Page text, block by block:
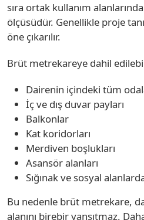
sıra ortak kullanım
ölçüsüdür. Genellikle proje
öne çıkarılır.
Brüt metrekareye dahil
Dairenin içindeki tüm
İç ve dış duvar payları
Balkonlar
Kat koridorları
Merdiven boşlukları
Asansör alanları
Sığınak ve sosyal
Bu nedenle brüt metrekare,
alanını birebir yansıtmaz.